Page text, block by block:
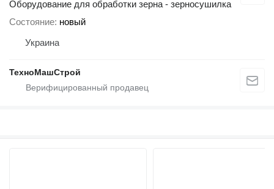
Оборудование для обработки зерна - зерносушилка
Состояние новый
Украина
ТехноМашСтрой